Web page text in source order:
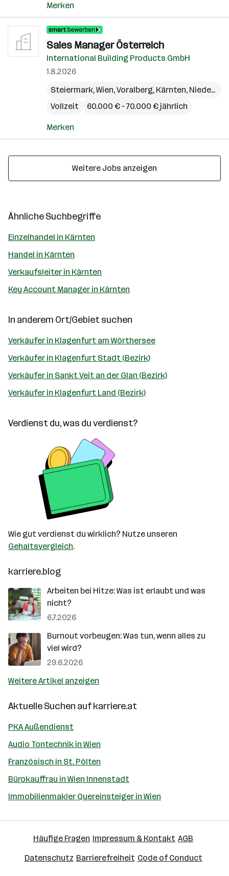
Merken
Sales Manager Österreich
International Building Products GmbH
1.8.2026
Steiermark,Wien,Voralberg, Kärnten, Niederösterreich
Vollzeit
60.000 € – 70.000 € jährlich
Merken
Weitere Jobs anzeigen
Ähnliche Suchbegriffe
Einzelhandel in Kärnten
Handel in Kärnten
Verkaufsleiter in Kärnten
Key Account Manager in Kärnten
In anderem Ort/Gebiet suchen
Verkäufer in Klagenfurt am Wörthersee
Verkäufer in Klagenfurt Stadt (Bezirk)
Verkäufer in Sankt Veit an der Glan (Bezirk)
Verkäufer in Klagenfurt Land (Bezirk)
Verdienst du, was du verdienst?
Wie gut verdienst du wirklich? Nutze unseren
Gehaltsvergleich.
karriere.blog
Arbeiten bei Hitze: Was ist erlaubt und was
nicht?
6.7.2026
Burnout vorbeugen: Was tun, wenn alles zu
viel wird?
29.6.2026
Weitere Artikel anzeigen
Aktuelle Suchen aufkarriere.at
PKA Außendienst
Audio Tontechnik in Wien
Französisch in St. Pölten
Bürokauffrau in Wien Innenstadt
Immobilienmakler Quereinsteiger in Wien
Häufige Fragen Impressum & Kontakt AGB
Datenschutz Barrierefreiheit Code of Conduct